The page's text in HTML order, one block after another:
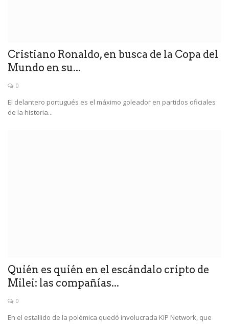
Cristiano Ronaldo, en busca de la Copa del
Mundo en su...
0
El delantero portugués es el máximo goleador en partidos oficiales
de la historia...
Quién es quién en el escándalo cripto de
Milei: las compañías...
0
En el estallido de la polémica quedó involucrada KIP Network, que